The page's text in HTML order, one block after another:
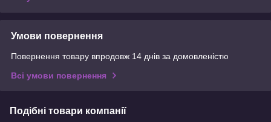
Умови повернення
Повернення товару впродовж 14 днів за домовленістю
Всі умови повернення
Подібні товари компанії